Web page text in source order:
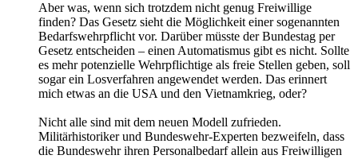
Aber was, wenn sich trotzdem nicht genug Freiwillige
finden? Das Gesetz sieht die Möglichkeit einer sogenannten
Bedarfswehrpflicht vor. Darüber müsste der Bundestag per
Gesetz entscheiden – einen Automatismus gibt es nicht. Sollte
es mehr potenzielle Wehrpflichtige als freie Stellen geben, soll
sogar ein Losverfahren angewendet werden. Das erinnert
mich etwas an die USA und den Vietnamkrieg, oder?
Nicht alle sind mit dem neuen Modell zufrieden.
Militärhistoriker und Bundeswehr-Experten bezweifeln, dass
die Bundeswehr ihren Personalbedarf allein aus Freiwilligen